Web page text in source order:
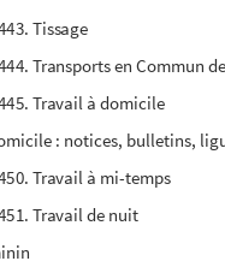
Tissage
Transports en Commun
Travail à domicile
: notices, bulletins,
Travail à mi-temps
Travail de nuit